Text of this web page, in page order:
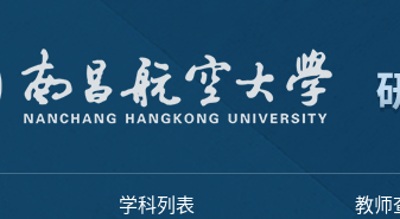
学科列表 教师